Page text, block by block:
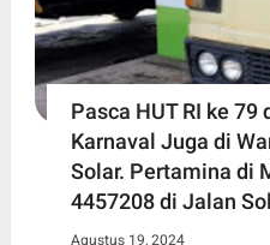
Pasca HUT RI ke 79
Karnaval Juga di
Solar. Pertamina di
4457208 di Jalan
Agustus 19, 2024